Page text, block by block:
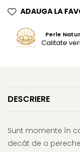
ADAUGA LA
Perle
Calitate
DESCRIERE
Sunt momente în
decât de o